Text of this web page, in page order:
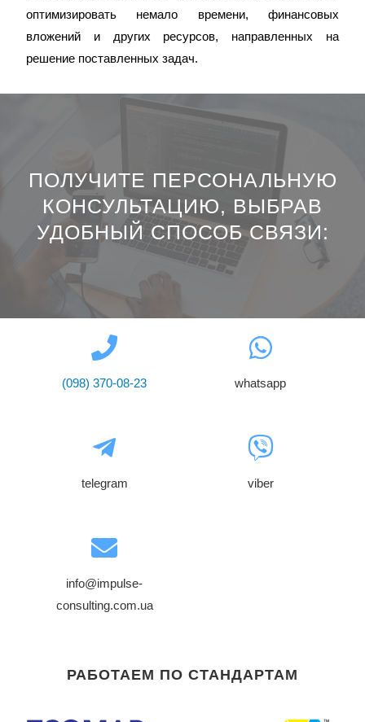
оптимизировать немало времени, финансовых
вложений и других ресурсов, направленных на
решение поставленных задач.
ПОЛУЧИТЕ ПЕРСОНАЛЬНУЮ
КОНСУЛЬТАЦИЮ, ВЫБРАВ
УДОБНЫЙ СПОСОБ СВЯЗИ:
(098) 370-08-23 whatsapp
telegram viber
info@impulse-
consulting.com.ua
РАБОТАЕМ ПО СТАНДАРТАМ